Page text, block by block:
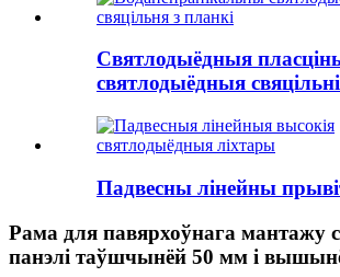
Святлодыёдныя
святлодыёдныя
Падвесны лінейны
Рама для павярхоўнага мантажу
панэлі таўшчынёй 50 мм і